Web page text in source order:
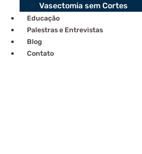
Vasectomia sem Cortes
Educação
Palestras e Entrevistas
Blog
Contato